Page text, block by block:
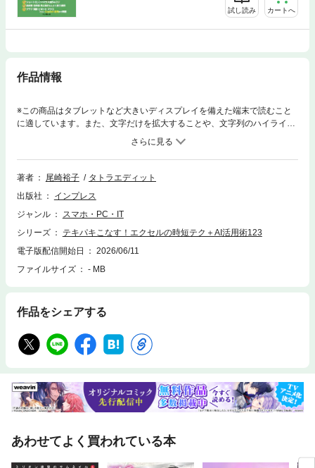
試し読み カートへ
作品情報
※この商品はタブレットなど大きいディスプレイを備えた端末で読むこと
に適しています。また、文字だけを拡大することや、文字列のハイライ
ト、検索、辞書の参照、引用などの機能が使用できません。毎日エクセル
作業に追われていませんか？本書は、エクセル初心者から一歩抜け出し、
日々のルーティンワークを効率化したい方のための最新エクセル時短攻略
本です。大好評を博した前作をベースに、Microsoft 365およびExcel 2024
みました。前半は、手作業をゼロに近づける「時短テク」を紹介します。
入力ミスを物理的に防ぐ設定や、一瞬で表を整える編集術、初心者がつま
せる資料」のクイック作成術まで、実用的なノウハウを丁寧に解説してい
ます。後半は、新時代の標準スキル「Excel×AI（Copilot）」を活用方法を
解説！「AIをエクセルの何に使えばいいの？」という疑問が解消し、デー
タの分析や構成案の作成をAIに任せて作業時間を最小化する、今どきエク
AIの機動力」を掛け合わせれば、あなたの仕事はもっとラクに、もっと速
る。デスクに置いておきたい1冊です。
著者 尾崎裕子
タトラエディット
出版社
インプレス
ジャンル
スマホ・PC・IT
シリーズ
テキパキこなす！エクセルの時短テク＋AI活用術123
電子版配信開始日
2026/06/11
ファイルサイズ
- MB
作品をシェアする
あわせてよく買われている本